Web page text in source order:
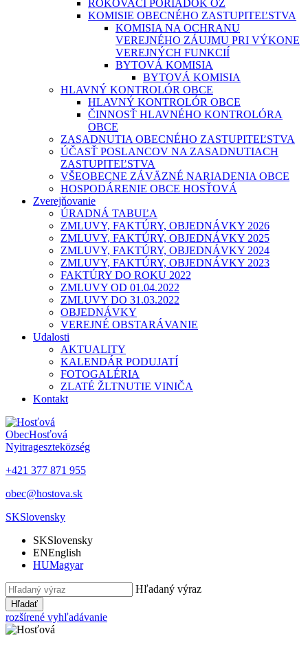
ROKOVACÍ PORIADOK OZ
KOMISIE OBECNÉHO ZASTUPITEĽSTVA
KOMISIA NA OCHRANU
VEREJNÉHO ZÁUJMU PRI VÝKONE
VEREJNÝCH FUNKCIÍ
BYTOVÁ KOMISIA
BYTOVÁ KOMISIA
HLAVNÝ KONTROLÓR OBCE
HLAVNÝ KONTROLÓR OBCE
ČINNOSŤ HLAVNÉHO KONTROLÓRA
OBCE
ZASADNUTIA OBECNÉHO ZASTUPITEĽSTVA
ÚČASŤ POSLANCOV NA ZASADNUTIACH
ZASTUPITEĽSTVA
VŠEOBECNE ZÁVÄZNÉ NARIADENIA OBCE
HOSPODÁRENIE OBCE HOSŤOVÁ
Zverejňovanie
ÚRADNÁ TABUĽA
ZMLUVY, FAKTÚRY, OBJEDNÁVKY 2026
ZMLUVY, FAKTÚRY, OBJEDNÁVKY 2025
ZMLUVY, FAKTÚRY, OBJEDNÁVKY 2024
ZMLUVY, FAKTÚRY, OBJEDNÁVKY 2023
FAKTÚRY DO ROKU 2022
ZMLUVY OD 01.04.2022
ZMLUVY DO 31.03.2022
OBJEDNÁVKY
VEREJNÉ OBSTARÁVANIE
Udalosti
AKTUALITY
KALENDÁR PODUJATÍ
FOTOGALÉRIA
ZLATÉ ŽLTNUTIE VINIČA
Kontakt
ObecHosťová
Nyitrageszteközség
+421 377 871 955
obec@hostova.sk
SKSlovensky
SKSlovensky
ENEnglish
HUMagyar
Hľadaný výraz
Hľadať
rozšírené vyhľadávanie